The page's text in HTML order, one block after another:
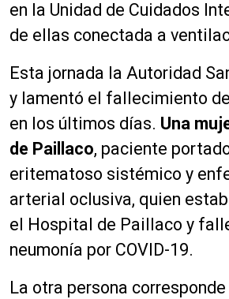
en la Unidad de Cuidados
de ellas conectada a
Esta jornada la Autoridad
y lamentó el fallecimiento
en los últimos días. Una
de Paillaco, paciente
eritematoso sistémico y
arterial oclusiva, quien
el Hospital de Paillaco y
neumonía por COVID-19.
La otra persona corresponde